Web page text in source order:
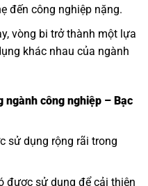
đến công nghiệp nặng.
vòng bi trở thành một lựa
khác nhau của ngành
ngành công nghiệp – Bạc
sử dụng rộng rãi trong
được sử dụng để cải thiện